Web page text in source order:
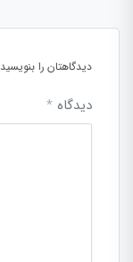
دیدگاهتان را بنویسید
دیدگاه *